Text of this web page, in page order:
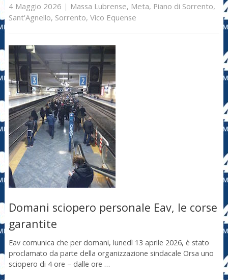
4 Maggio 2026 | Massa Lubrense, Meta, Piano di Sorrento,
Sant'Agnello, Sorrento, Vico Equense
Domani sciopero personale Eav, le corse
garantite
Eav comunica che per domani, lunedì 13 aprile 2026, è stato
proclamato da parte della organizzazione sindacale Orsa uno
sciopero di 4 ore – dalle ore …